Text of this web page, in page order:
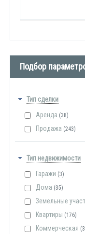
Подбор
Тип сделки
Аренда (38)
Продажа (243)
Тип недвижимости
Гаражи (3)
Дома (35)
Земельные
Квартиры (176)
Коммерческая